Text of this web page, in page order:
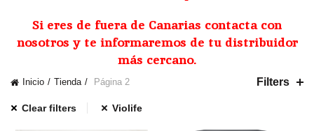
Si eres de fuera de Canarias contacta con
nosotros y te informaremos de tu distribuidor
más cercano.
Inicio Tienda Página 2 Filters
Clear filters Violife